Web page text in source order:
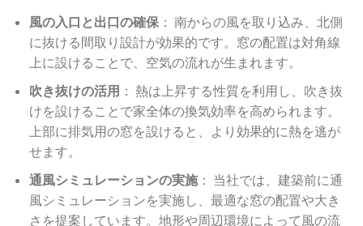
風の入口と出口の確保： 南からの風を取り込み、北側
に抜ける間取り設計が効果的です。窓の配置は対角線
上に設けることで、空気の流れが生まれます。
吹き抜けの活用 ： 熱は上昇する性質を利用し、吹き抜
けを設けることで家全体の換気効率を高められます。
上部に排気用の窓を設けると、より効果的に熱を逃が
せます。
通風シミュレーションの実施： 当社では、建築前に通
風シミュレーションを実施し、最適な窓の配置や大き
さを提案しています。地形や周辺環境によって風の流